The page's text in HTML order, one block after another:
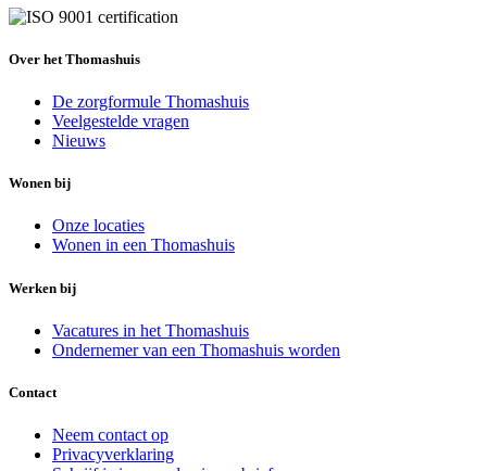
Over het Thomashuis
De zorgformule Thomashuis
Veelgestelde vragen
Nieuws
Wonen bij
Onze locaties
Wonen in een Thomashuis
Werken bij
Vacatures in het Thomashuis
Ondernemer van een Thomashuis worden
Contact
Neem contact op
Privacyverklaring